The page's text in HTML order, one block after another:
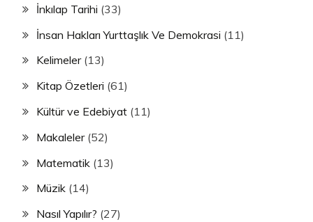
İnkılap Tarihi (33)
İnsan Hakları Yurttaşlık Ve Demokrasi (11)
Kelimeler(13)
Kitap Özetleri (61)
Kültür ve Edebiyat (11)
Makaleler(52)
Matematik (13)
Müzik (14)
Nasıl Yapılır? (27)